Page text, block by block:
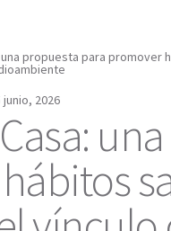
una propuesta para
junio, 2026